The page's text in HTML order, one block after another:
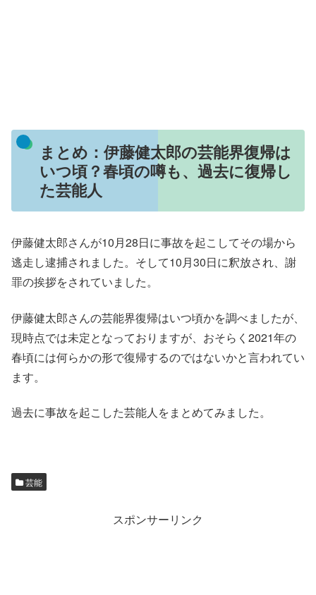
まとめ：伊藤健太郎の芸能界復帰は
いつ頃？春頃の噂も、過去に復帰し
た芸能人
伊藤健太郎さんが10月28日に事故を起こしてその場から
逃走し逮捕されました。そして10月30日に釈放され、謝
罪の挨拶をされていました。
伊藤健太郎さんの芸能界復帰はいつ頃かを調べましたが、
現時点では未定となっておりますが、おそらく2021年の
春頃には何らかの形で復帰するのではないかと言われてい
ます。
過去に事故を起こした芸能人をまとめてみました。
芸能
スポンサーリンク